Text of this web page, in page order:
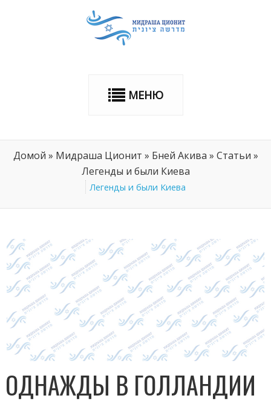
МЕНЮ
Домой » Мидраша Ционит » Бней Акива » Статьи »
Легенды и были Киева
Легенды и были Киева
ОДНАЖДЫ В ГОЛЛАНДИИ